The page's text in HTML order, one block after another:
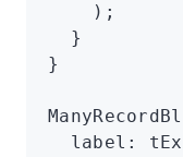
    );
  }
}
  label
: